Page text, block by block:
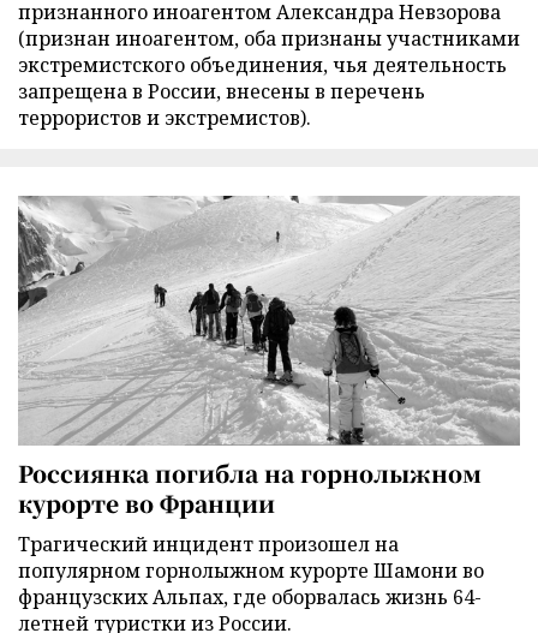
признанного иноагентом Александра Невзорова
(признан иноагентом, оба признаны участниками
экстремистского объединения, чья деятельность
запрещена в России, внесены в перечень
террористов и экстремистов).
Россиянка погибла на горнолыжном
курорте во Франции
Трагический инцидент произошел на
популярном горнолыжном курорте Шамони во
французских Альпах, где оборвалась жизнь 64-
летней туристки из России.